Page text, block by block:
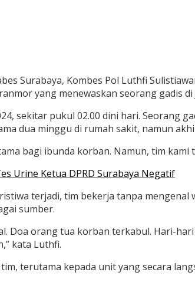
Surabaya, Kombes Pol Luthfi
yang menewaskan seorang gadis di
sekitar pukul 02.00 dini hari. Seorang
dua minggu di rumah sakit, namun
bagi ibunda korban. Namun, tim
Urine Ketua DPRD Surabaya Negatif
terjadi, tim bekerja tanpa
sumber.
Doa orang tua korban terkabul. Hari-
kata Luthfi.
terutama kepada unit yang secara